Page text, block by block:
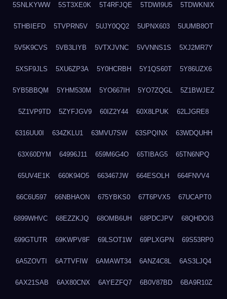
5SNLKYWW 5ST3XE0K 5T4RFJQE 5TDWI9U5 5TDWKNIX
5THBIEFD 5TVPRN5V 5UJY0QQ2 5UPNX603 5UUMB8OT
5V5K9CVS 5VB3LIYB 5VTXJVNC 5VVNNS1S 5XJ2MR7Y
5XSF9JLS 5XU6ZP3A 5Y0HCRBH 5Y1QS60T 5Y86UZX6
5YB5BBQM 5YHM530M 5YO667IH 5YO7ZQGL 5Z1BWJEZ
5Z1VP9TD 5ZYFJGV9 60IZ2Y44 60X8LPUK 62LJGRE8
6316UU0I 634ZKLU1 63MVU7SW 63SPQINX 63WDQUHH
63X60DYM 64996J11 659M6G4O 65TIBAG5 65TN6NPQ
65UV4E1K 660K94O5 663467JW 664ESOLH 664FNVV4
66C6U597 66NBHAON 675YBKS0 67T6PVX5 67UCAPT0
6899WHVC 68EZZKJQ 68OMB6UH 68PDCJPV 68QHDOI3
699GTUTR 69KWPV8F 69LSOT1W 69PLXGPN 69S53RP0
6A5ZOVTI 6A7TVFIW 6AMAWT34 6ANZ4C8L 6AS3LJQ4
6AX21SAB 6AX80CNX 6AYEZFQ7 6B0V87BD 6BA9R10Z